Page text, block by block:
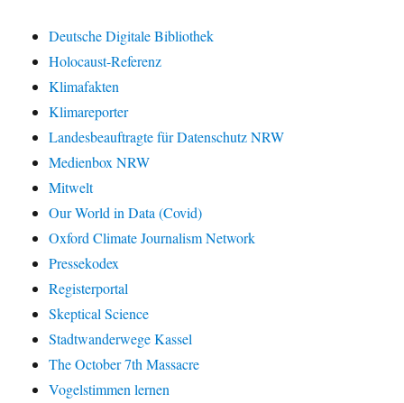
Deutsche Digitale Bibliothek
Holocaust-Referenz
Klimafakten
Klimareporter
Landesbeauftragte für Datenschutz NRW
Medienbox NRW
Mitwelt
Our World in Data (Covid)
Oxford Climate Journalism Network
Pressekodex
Registerportal
Skeptical Science
Stadtwanderwege Kassel
The October 7th Massacre
Vogelstimmen lernen